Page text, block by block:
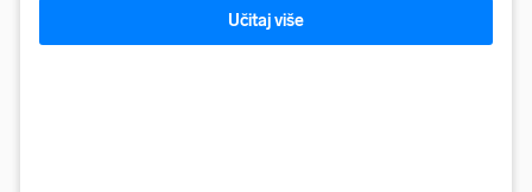
Učitaj više